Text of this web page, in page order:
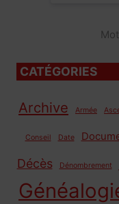
CATÉGORIES
Archive Armée
Conseil Date
Décès Dénombrement